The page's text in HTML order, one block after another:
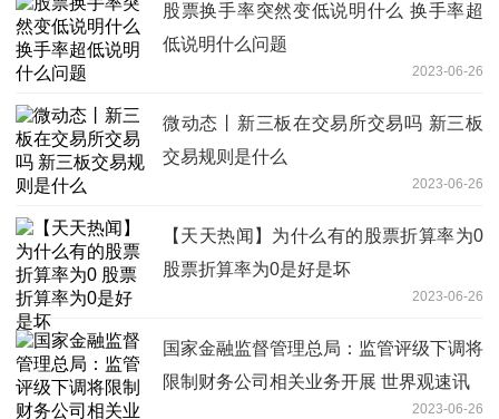
股票换手率突然变低说明什么 换手率超
低说明什么问题
2023-06-26
微动态丨新三板在交易所交易吗 新三板
交易规则是什么
2023-06-26
【天天热闻】为什么有的股票折算率为0
股票折算率为0是好是坏
2023-06-26
国家金融监督管理总局：监管评级下调将
限制财务公司相关业务开展 世界观速讯
2023-06-26